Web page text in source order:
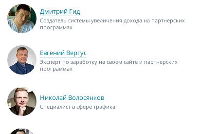
Дмитрий Гид
Создатель системы увеличения дохода на партнерских
программах
Евгений Вергус
Эксперт по заработку на своем сайте и партнерских
программах
Николай Волосянков
Специалист в сфере трафика